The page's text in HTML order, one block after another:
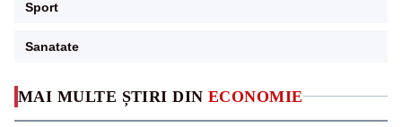
MAI MULTE ȘTIRI DIN ECONOMIE
Sport
Sanatate